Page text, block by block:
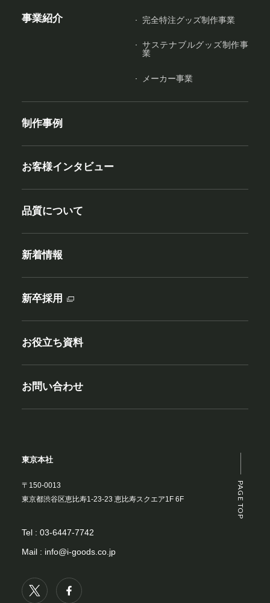
PAGE TOP
事業紹介 完全特注グッズ制作事業
サステナブルグッズ制作事
業
メーカー事業
制作事例
お客様インタビュー
品質について
新着情報
新卒採用
お役立ち資料
お問い合わせ
東京本社
〒150-0013
東京都渋谷区恵比寿1-23-23 恵比寿スクエア1F 6F
Tel : 03-6447-7742
Mail : info@i-goods.co.jp